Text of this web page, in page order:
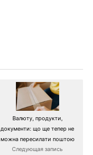
Валюту, продукти,
документи: що ще тепер не
можна пересилати поштою
Следующая запись